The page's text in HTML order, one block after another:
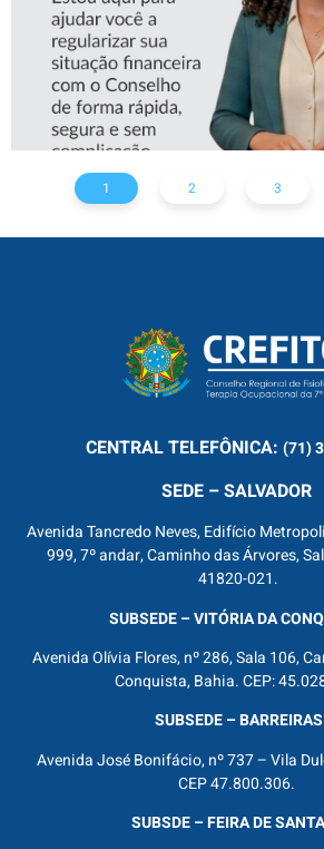
1 2 3
CENTRALTELEFÔNICA: (71)
SEDE – SALVADOR
Avenida Tancredo Neves, Edifício
999, 7º andar, Caminho das Árvores,
41820-021.
SUBSEDE – VITÓRIA DA
Avenida Olívia Flores, nº 286, Sala 106,
Conquista, Bahia. CEP:
SUBSEDE – BARREIRAS
Avenida José Bonifácio, nº 737 – Vila
CEP 47.800.306.
SUBSDE – FEIRA DE